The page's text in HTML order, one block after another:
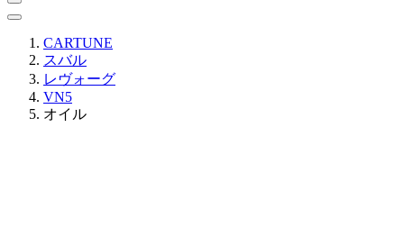
CARTUNE
スバル
レヴォーグ
VN5
オイル